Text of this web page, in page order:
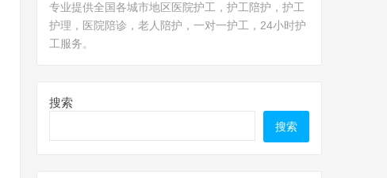
专业提供全国各城市地区医院护工，护工陪护，护工
护理，医院陪诊，老人陪护，一对一护工，24小时护
工服务。
搜索
搜索